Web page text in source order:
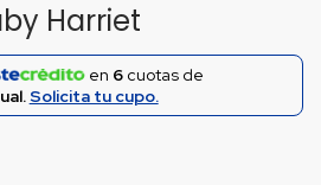
Harriet
en 6cuotas de
Solicita tu cupo.